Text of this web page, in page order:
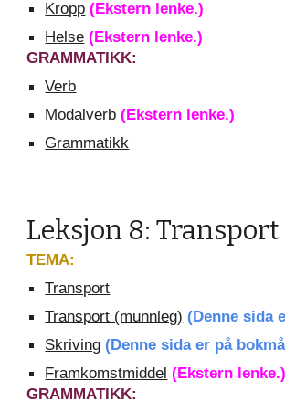
Kropp (Ekstern lenke.)
Helse (Ekstern lenke.)
GRAMMATIKK:
Verb
Modalverb (Ekstern lenke.)
Grammatikk
Leksjon 8: Transport
TEMA:
Transport
Transport (munnleg) (Denne sida
Skriving (Denne sida er på
Framkomstmiddel (Ekstern lenke.)
GRAMMATIKK: